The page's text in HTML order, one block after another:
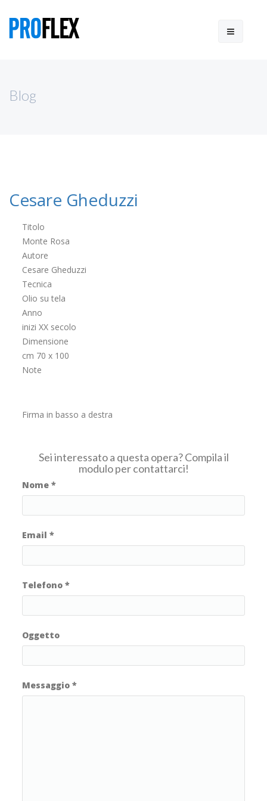
Blog
Cesare Gheduzzi
Titolo
Monte Rosa
Autore
Cesare Gheduzzi
Tecnica
Olio su tela
Anno
inizi XX secolo
Dimensione
cm 70 x 100
Note
Firma in basso a destra
Sei interessato a questa opera? Compila il
modulo per contattarci!
Nome *
Email *
Telefono *
Oggetto
Messaggio *